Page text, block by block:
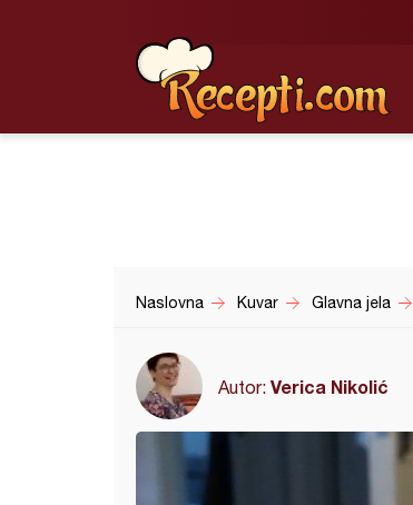
Naslovna Kuvar Glavna jela
Autor: Verica Nikolić